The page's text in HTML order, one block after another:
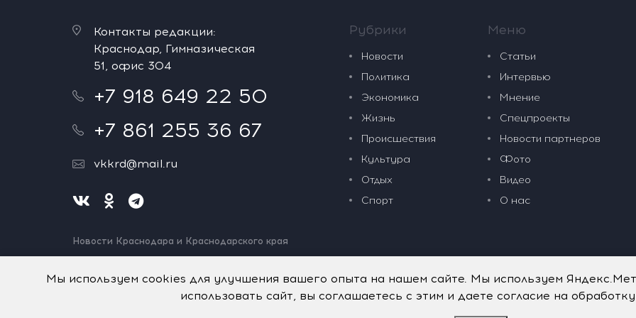
Контакты редакции:
Краснодар, Гимназическая
51, офис 304
+7 918 649 22 50
+7 861 255 36 67
vkkrd@mail.ru
Новости Краснодара и Краснодарского края
Нашли ошибку? Выделите и нажмите Ctrl+Enter.
Рубрики
Новости
Политика
Экономика
Жизнь
Происшествия
Культура
Отдых
Спорт
Меню
Статьи
Интервью
Мнение
Спецпроекты
Новости партнеров
Фото
Видео
О нас
Мы используем cookies для улучшения вашего опыта на нашем сайте. Мы используем
использовать сайт, вы соглашаетесь с этим и даете согласие на